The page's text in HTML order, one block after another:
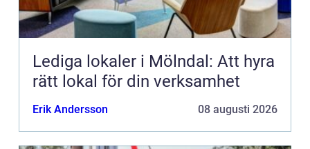
Lediga lokaler i Mölndal: Att hyra
rätt lokal för din verksamhet
Erik Andersson 08 augusti 2026